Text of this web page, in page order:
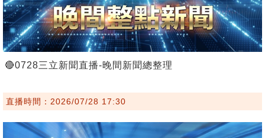
🔴0728三立新聞直播-晚間新聞總整理
直播時間：2026/07/28 17:30